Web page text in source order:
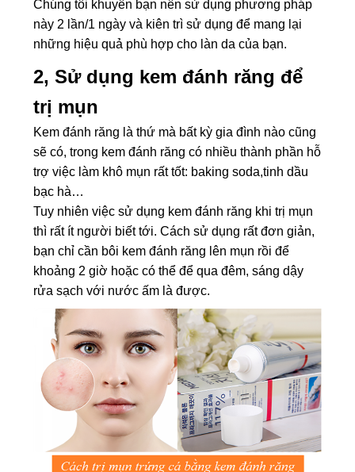
Chúng tôi khuyên bạn nên sử dụng phương pháp
này 2 lần/1 ngày và kiên trì sử dụng để mang lại
những hiệu quả phù hợp cho làn da của bạn.
2, Sử dụng kem đánh răng để
trị mụn
Kem đánh răng là thứ mà bất kỳ gia đình nào cũng
sẽ có, trong kem đánh răng có nhiều thành phần hỗ
trợ việc làm khô mụn rất tốt: baking soda,tinh dầu
bạc hà…
Tuy nhiên việc sử dụng kem đánh răng khi trị mụn
thì rất ít người biết tới. Cách sử dụng rất đơn giản,
bạn chỉ cần bôi kem đánh răng lên mụn rồi để
khoảng 2 giờ hoặc có thể để qua đêm, sáng dậy
rửa sạch với nước ấm là được.